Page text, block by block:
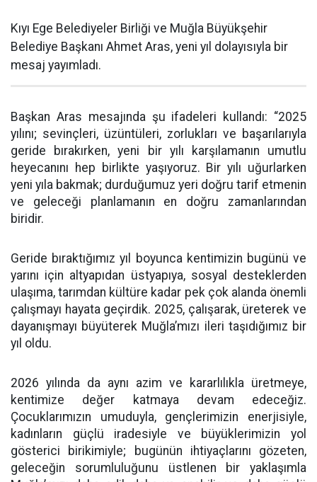
Kıyı Ege Belediyeler Birliği ve Muğla Büyükşehir
Belediye Başkanı Ahmet Aras, yeni yıl dolayısıyla bir
mesaj yayımladı.
Başkan Aras mesajında şu ifadeleri kullandı: “2025
yılını; sevinçleri, üzüntüleri, zorlukları ve başarılarıyla
geride bırakırken, yeni bir yılı karşılamanın umutlu
heyecanını hep birlikte yaşıyoruz. Bir yılı uğurlarken
yeni yıla bakmak; durduğumuz yeri doğru tarif etmenin
ve geleceği planlamanın en doğru zamanlarından
biridir.
Geride bıraktığımız yıl boyunca kentimizin bugünü ve
yarını için altyapıdan üstyapıya, sosyal desteklerden
ulaşıma, tarımdan kültüre kadar pek çok alanda önemli
çalışmayı hayata geçirdik. 2025, çalışarak, üreterek ve
dayanışmayı büyüterek Muğla’mızı ileri taşıdığımız bir
yıl oldu.
2026 yılında da aynı azim ve kararlılıkla üretmeye,
kentimize değer katmaya devam edeceğiz.
Çocuklarımızın umuduyla, gençlerimizin enerjisiyle,
kadınların güçlü iradesiyle ve büyüklerimizin yol
gösterici birikimiyle; bugünün ihtiyaçlarını gözeten,
geleceğin sorumluluğunu üstlenen bir yaklaşımla